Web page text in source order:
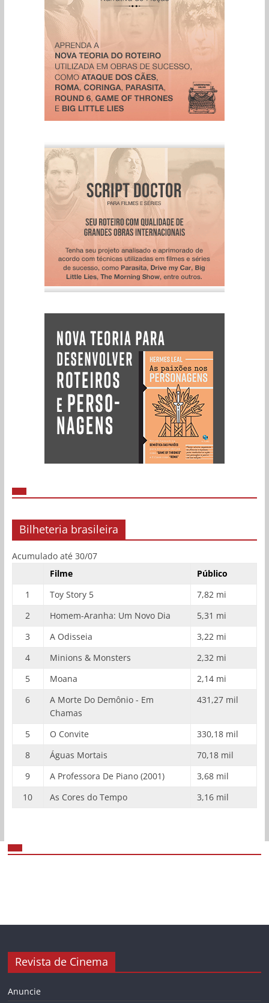
Bilheteria brasileira
Acumulado até 30/07
Filme
Público
1
Toy Story 5
7,82 mi
2
Homem-Aranha: Um Novo Dia
5,31 mi
3
A Odisseia
3,22 mi
4
Minions & Monsters
2,32 mi
5
Moana
2,14 mi
6
A Morte Do Demônio - Em
Chamas
431,27 mil
5 O Convite
330,18 mil
8
Águas Mortais
70,18 mil
9
A Professora De Piano (2001)
3,68 mil
10
As Cores do Tempo 3,16 mil
Revista de Cinema
Anuncie